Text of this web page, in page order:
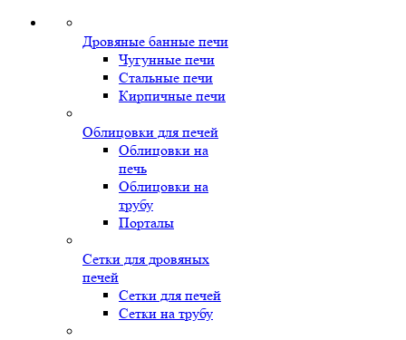
Дровяные банные печи
Чугунные печи
Стальные печи
Кирпичные печи
Облицовки для печей
Облицовки на
печь
Облицовки на
трубу
Порталы
Сетки для дровяных
печей
Сетки для печей
Сетки на трубу